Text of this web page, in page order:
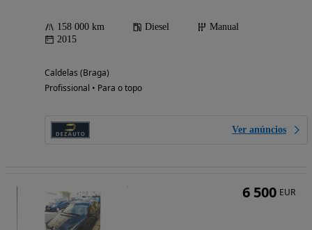
158 000 km Diesel
Manual
2015
Caldelas (Braga)
Profissional • Para o topo
Ver anúncios
6 500 EUR